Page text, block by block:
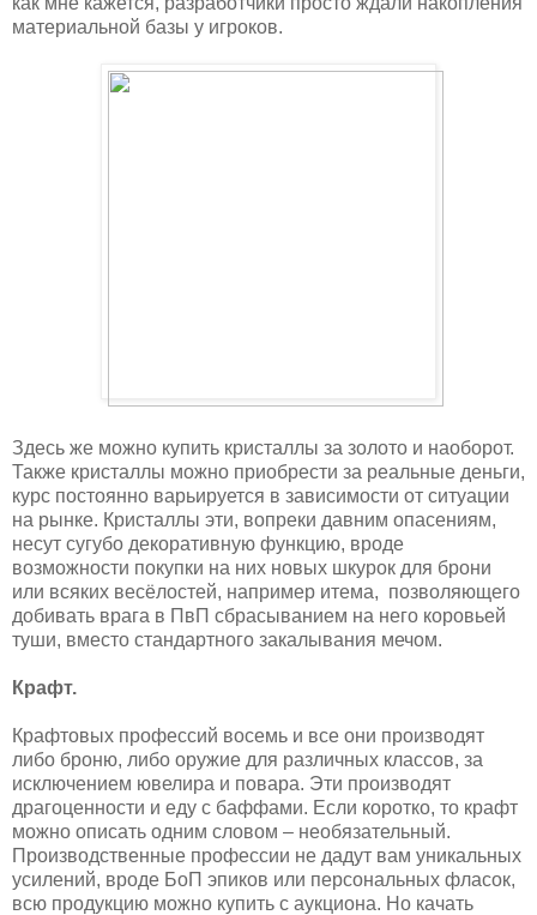
материальной базы у игроков.
Здесь же можно купить кристаллы за золото и наоборот.
Также кристаллы можно приобрести за реальные деньги,
курс постоянно варьируется в зависимости от ситуации
на рынке. Кристаллы эти, вопреки давним опасениям,
несут сугубо декоративную функцию, вроде
возможности покупки на них новых шкурок для брони
или всяких весёлостей, например итема, позволяющего
добивать врага в ПвП сбрасыванием на него коровьей
туши, вместо стандартного закалывания мечом.
Крафт.
Крафтовых профессий восемь и все они производят
либо броню, либо оружие для различных классов, за
исключением ювелира и повара. Эти производят
драгоценности и еду с баффами. Если коротко, то крафт
можно описать одним словом – необязательный.
Производственные профессии не дадут вам уникальных
усилений, вроде БоП эпиков или персональных фласок,
всю продукцию можно купить с аукциона. Но качать